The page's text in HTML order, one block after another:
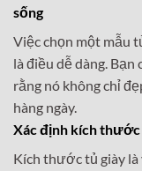
sống
Việc chọn một mẫu
là điều dễ dàng.
rằng nó không chỉ
hàng ngày.
Xác định kích
Kích thước tủ giày